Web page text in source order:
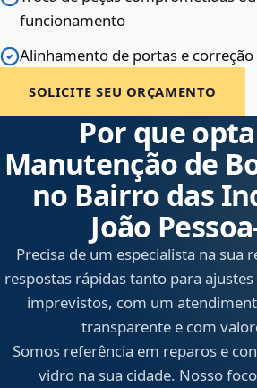
funcionamento
Alinhamento de portas e
SOLICITE SEU ORÇAMENTO
Por que
Manutenção de
no Bairro das
João
Precisa de um especialista na sua
respostas rápidas tanto para
imprevistos, com um
transparente e com
Somos referência em reparos e
vidro na sua cidade. Nosso